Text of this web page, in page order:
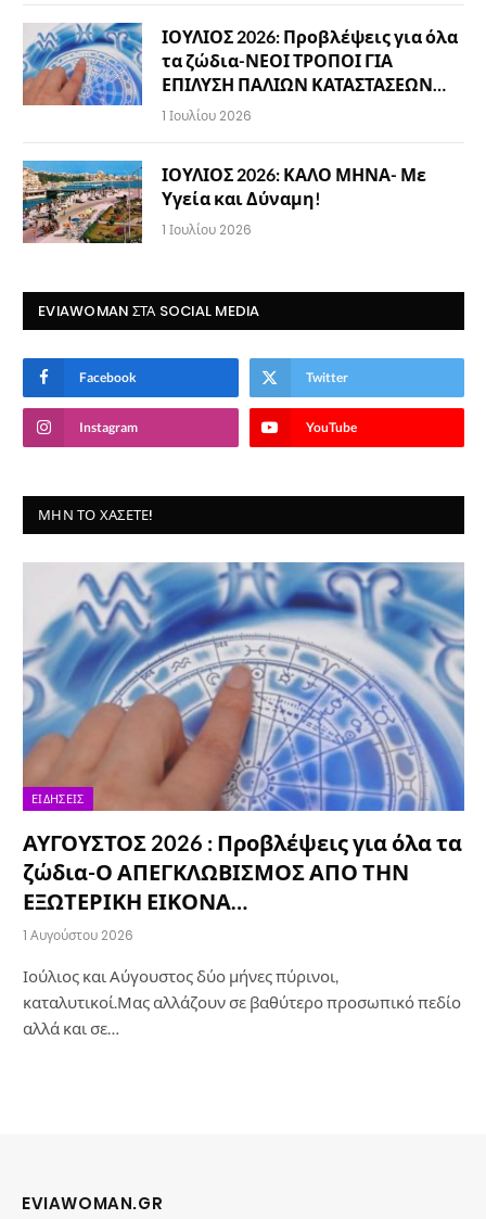
ΙΟΥΛΙΟΣ 2026: Προβλέψεις για όλα
τα ζώδια-ΝΕΟΙ ΤΡΟΠΟΙ ΓΙΑ
ΕΠΙΛΥΣΗ ΠΑΛΙΩΝ ΚΑΤΑΣΤΑΣΕΩΝ…
1 Ιουλίου 2026
ΙΟΥΛΙΟΣ 2026: ΚΑΛΟ ΜΗΝΑ- Με
Υγεία και Δύναμη!
1 Ιουλίου 2026
EVIAWOMAN ΣΤΑ SOCIAL MEDIA
Facebook Twitter
Instagram YouTube
ΜΗΝ ΤΟ ΧΆΣΕΤΕ!
ΕΙΔΉΣΕΙΣ
ΑΥΓΟΥΣΤΟΣ 2026 : Προβλέψεις για όλα τα
ζώδια-Ο ΑΠΕΓΚΛΩΒΙΣΜΟΣ ΑΠΟ ΤΗΝ
ΕΞΩΤΕΡΙΚΗ ΕΙΚΟΝΑ…
1 Αυγούστου 2026
Ιούλιος και Αύγουστος δύο μήνες πύρινοι,
καταλυτικοί.Μας αλλάζουν σε βαθύτερο προσωπικό πεδίο
αλλά και σε…
EVIAWOMAN.GR